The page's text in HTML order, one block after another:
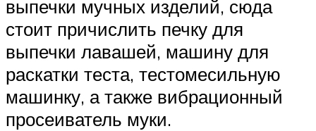
выпечки мучных изделий, сюда
стоит причислить печку для
выпечки лавашей, машину для
раскатки теста, тестомесильную
машинку, а также вибрационный
просеиватель муки.